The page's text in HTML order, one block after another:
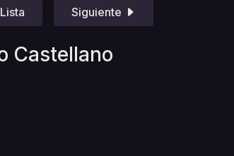
Lista Siguiente
Castellano